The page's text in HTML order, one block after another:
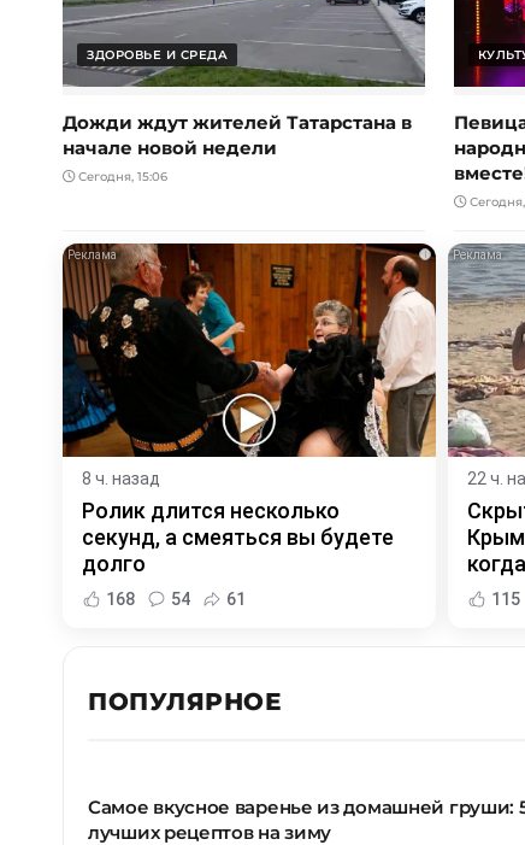
ЗДОРОВЬЕ И СРЕДА
Дожди ждут жителей Татарстана в
начале новой недели
Сегодня, 15:06
i
8 ч. назад
Ролик длится несколько
секунд, а смеяться вы будете
долго
168 54 61
22 ч.
115
ПОПУЛЯРНОЕ
Самое вкусное варенье из домашней груши:
лучших рецептов на зиму